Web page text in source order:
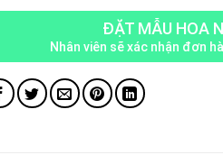
ĐẶT MẪU HOA
Nhân viên sẽ xác nhận đơn